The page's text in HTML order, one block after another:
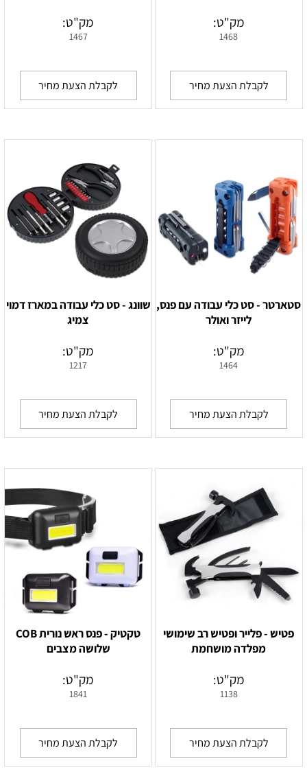
מק"ט:
1468
לקבלת הצעת מחיר
מק"ט:
1467
לקבלת הצעת מחיר
סטארטר - סט כלי עבודה עם פנס,
לייזר ואולר
מק"ט:
1464
לקבלת הצעת מחיר
שוונג - סט כלי עבודה במארז דמוי
צמיג
מק"ט:
1217
לקבלת הצעת מחיר
פטיש - פלייר ופטיש רב שימושי
מפלדה מושחמת
מק"ט:
1138
לקבלת הצעת מחיר
טקטיק - פנס ראש נורית COB
שלושה מצבים
מק"ט:
1841
לקבלת הצעת מחיר